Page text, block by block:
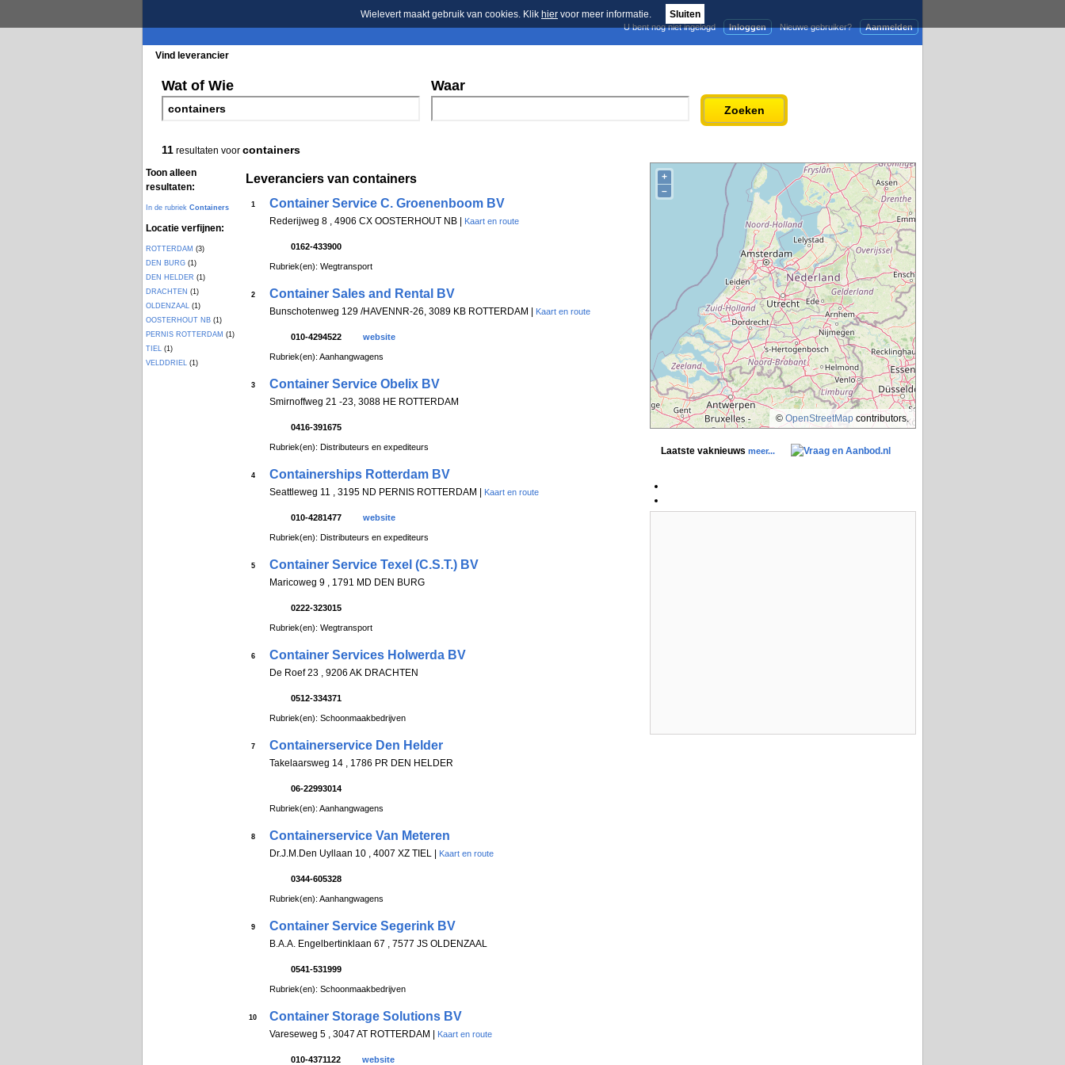
Wielevert maakt gebruik van cookies. Klik hier voor meer informatie. Sluiten
Aanmelden
Nieuwe gebruiker?
Inloggen
U bent nog niet ingelogd
Vind leverancier
Wat of Wie Waar
Zoeken
11 resultaten voor containers
Toon alleen
resultaten:
In de rubriek Containers
Locatie verfijnen:
ROTTERDAM (3)
DEN BURG (1)
DEN HELDER (1)
DRACHTEN (1)
OLDENZAAL (1)
OOSTERHOUT NB (1)
PERNIS ROTTERDAM (1)
TIEL (1)
VELDDRIEL (1)
Leveranciers van containers
1 Container Service C. Groenenboom BV
Rederijweg 8 , 4906 CX OOSTERHOUT NB | Kaart en route
0162-433900
Rubriek(en): Wegtransport
2 Container Sales and Rental BV
Bunschotenweg 129 /HAVENNR-26, 3089 KB ROTTERDAM | Kaart en route
010-4294522 website
Rubriek(en): Aanhangwagens
3 Container Service Obelix BV
Smirnoffweg 21 -23, 3088 HE ROTTERDAM
0416-391675
Rubriek(en): Distributeurs en expediteurs
4 Containerships Rotterdam BV
Seattleweg 11 , 3195 ND PERNIS ROTTERDAM | Kaart en route
010-4281477 website
Rubriek(en): Distributeurs en expediteurs
5 Container Service Texel (C.S.T.) BV
Maricoweg 9 , 1791 MD DEN BURG
0222-323015
Rubriek(en): Wegtransport
6 Container Services Holwerda BV
De Roef 23 , 9206 AK DRACHTEN
0512-334371
Rubriek(en): Schoonmaakbedrijven
7 Containerservice Den Helder
Takelaarsweg 14 , 1786 PR DEN HELDER
06-22993014
Rubriek(en): Aanhangwagens
8 Containerservice Van Meteren
Dr.J.M.Den Uyllaan 10 , 4007 XZ TIEL | Kaart en route
0344-605328
Rubriek(en): Aanhangwagens
9 Container Service Segerink BV
B.A.A. Engelbertinklaan 67 , 7577 JS OLDENZAAL
0541-531999
Rubriek(en): Schoonmaakbedrijven
10 Container Storage Solutions BV
Vareseweg 5 , 3047 AT ROTTERDAM | Kaart en route
010-4371122 website
+
–
© OpenStreetMap contributors.
Laatste vaknieuws meer...